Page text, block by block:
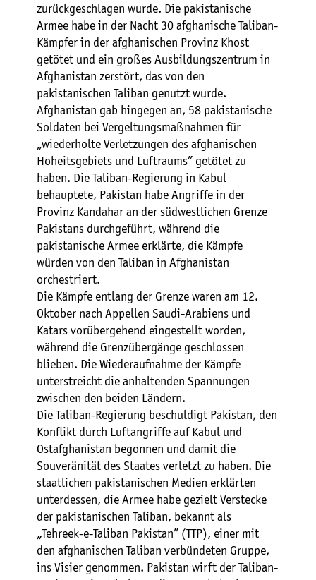
zurückgeschlagen wurde. Die pakistanische
Armee habe in der Nacht 30 afghanische Taliban-
Kämpfer in der afghanischen Provinz Khost
getötet und ein großes Ausbildungszentrum in
Afghanistan zerstört, das von den
pakistanischen Taliban genutzt wurde.
Afghanistan gab hingegen an, 58 pakistanische
Soldaten bei Vergeltungsmaßnahmen für
„wiederholte Verletzungen des afghanischen
Hoheitsgebiets und Luftraums” getötet zu
haben. Die Taliban-Regierung in Kabul
behauptete, Pakistan habe Angriffe in der
Provinz Kandahar an der südwestlichen Grenze
Pakistans durchgeführt, während die
pakistanische Armee erklärte, die Kämpfe
würden von den Taliban in Afghanistan
orchestriert.
Die Kämpfe entlang der Grenze waren am 12.
Oktober nach Appellen Saudi-Arabiens und
Katars vorübergehend eingestellt worden,
während die Grenzübergänge geschlossen
blieben. Die Wiederaufnahme der Kämpfe
unterstreicht die anhaltenden Spannungen
zwischen den beiden Ländern.
Die Taliban-Regierung beschuldigt Pakistan, den
Konflikt durch Luftangriffe auf Kabul und
Ostafghanistan begonnen und damit die
Souveränität des Staates verletzt zu haben. Die
staatlichen pakistanischen Medien erklärten
unterdessen, die Armee habe gezielt Verstecke
der pakistanischen Taliban, bekannt als
„Tehreek-e-Taliban Pakistan” (TTP), einer mit
den afghanischen Taliban verbündeten Gruppe,
ins Visier genommen. Pakistan wirft der Taliban-